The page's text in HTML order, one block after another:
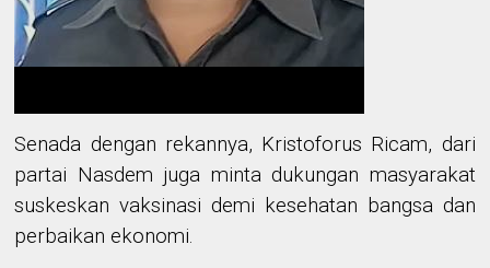
Senada dengan rekannya, Kristoforus Ricam, dari
partai Nasdem juga minta dukungan masyarakat
suskeskan vaksinasi demi kesehatan bangsa dan
perbaikan ekonomi.